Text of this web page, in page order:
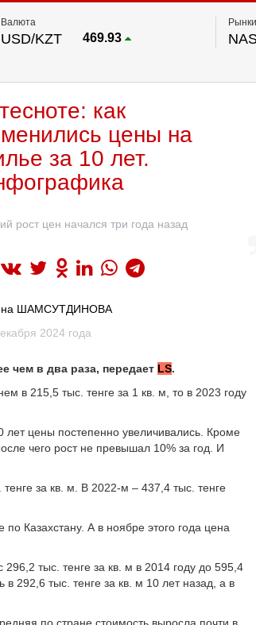
Валюта
USD/KZT 469.93
Рынки
как
цены на
за 10 лет.
рост цен начался три года назад
ШАМСУТДИНОВА
2024 года
чем в два раза, передает LS.
в 215,5 тыс. тенге за 1 кв. м, то в 2023 году
цены постепенно увеличивались. Кроме
чего рост не превышал 10% за год. И
за кв. м. В 2022-м – 437,4 тыс. тенге
Казахстану. А в ноябре этого года цена
тыс. тенге за кв. м в 2014 году до 595,4
292,6 тыс. тенге за кв. м 10 лет назад, а в